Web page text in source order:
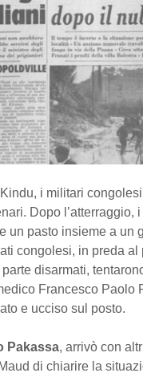
i militari
Dopo l’atterraggio,
un pasto insieme a un
congolesi, in preda al
disarmati,
Francesco Paolo
e ucciso sul posto.
Pakassa, arrivò con
di chiarire la